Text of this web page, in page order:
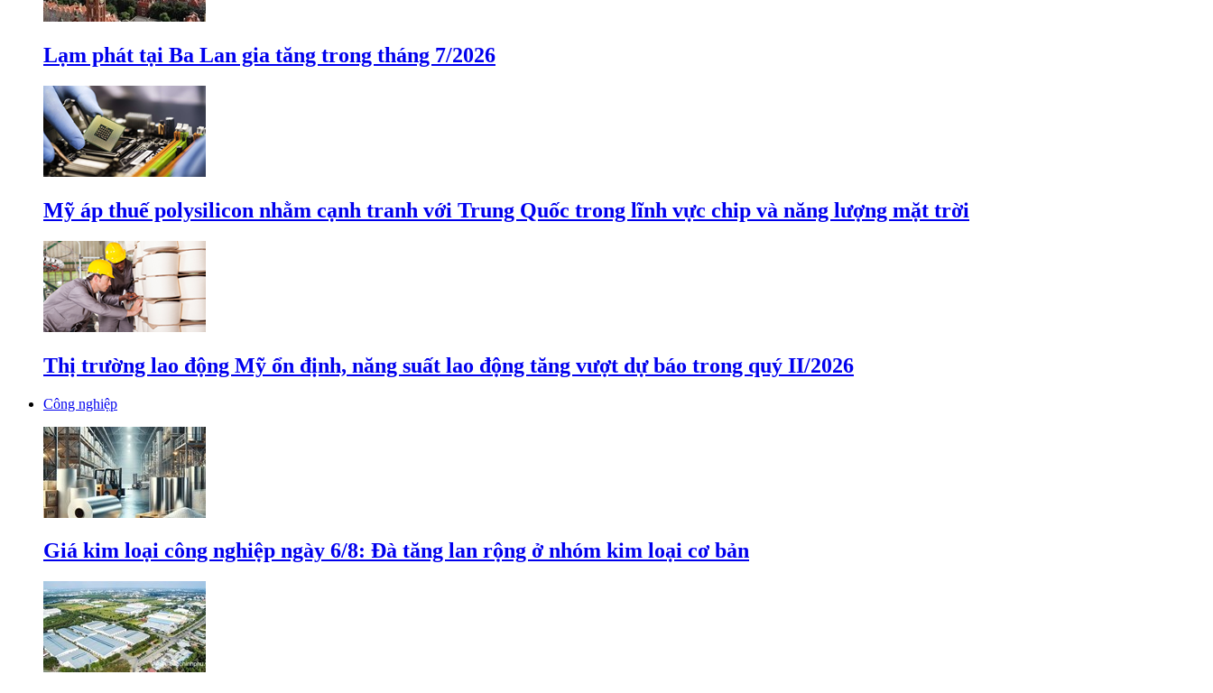
Lạm phát tại Ba Lan gia tăng trong tháng 7/2026
Mỹ áp thuế polysilicon nhằm cạnh tranh với Trung Quốc trong lĩnh vực chip và năng lượng mặt trời
Thị trường lao động Mỹ ổn định, năng suất lao động tăng vượt dự báo trong quý II/2026
Công nghiệp
Giá kim loại công nghiệp ngày 6/8: Đà tăng lan rộng ở nhóm kim loại cơ bản